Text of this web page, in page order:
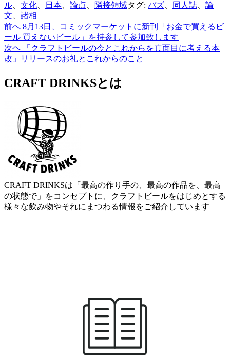
ル 文化 日本 論点 隣接領域タグ: バズ 同人誌
論
文
諸相
投
稿
ナ
ビ
ン
前へ 8月13日、コミックマーケットに新刊「お金で買えるビ
ール 買えないビール」を持参して参加致します
次ヘ
「クラフトビールの今とこれからを真面目に考える本
改」リリースのお礼とこれからのこと
CRAFT DRINKSとは
CRAFT DRINKSは「最高の作り手の、最高の作品を、最高
の状態で」をコンセプトに、クラフトビールをはじめとする
様々な飲み物やそれにまつわる情報をご紹介しています